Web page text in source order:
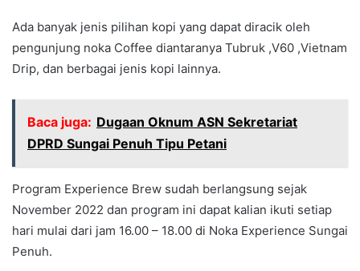
Ada banyak jenis pilihan kopi yang dapat diracik oleh
pengunjung noka Coffee diantaranya Tubruk ,V60 ,Vietnam
Drip, dan berbagai jenis kopi lainnya.
Baca juga: Dugaan Oknum ASN Sekretariat
DPRD Sungai Penuh Tipu Petani
Program Experience Brew sudah berlangsung sejak
November 2022 dan program ini dapat kalian ikuti setiap
hari mulai dari jam 16.00 – 18.00 di Noka Experience Sungai
Penuh.